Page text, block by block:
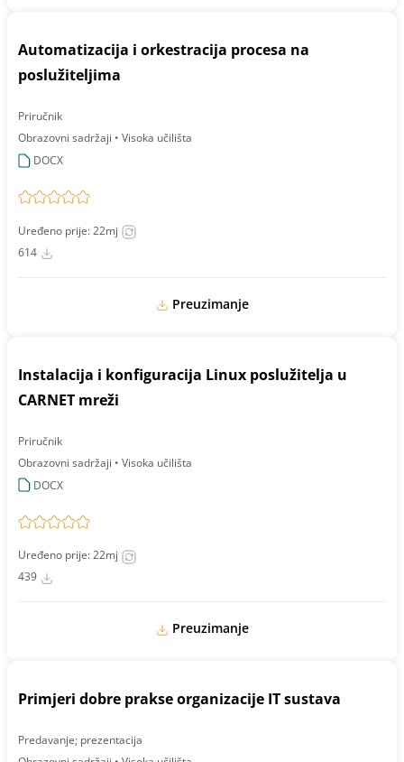
Automatizacija i orkestracija procesa na
poslužiteljima
Priručnik
Obrazovni sadržaji • Visoka učilišta
DOCX
Uređeno prije: 22mj
614
Preuzimanje
Instalacija i konfiguracija Linux poslužitelja u
CARNET mreži
Priručnik
Obrazovni sadržaji • Visoka učilišta
DOCX
Uređeno prije: 22mj
439
Preuzimanje
Primjeri dobre prakse organizacije IT sustava
Predavanje; prezentacija